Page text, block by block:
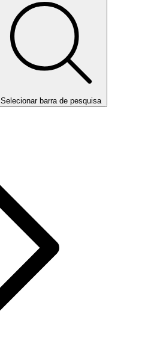
Selecionar barra de pesquisa